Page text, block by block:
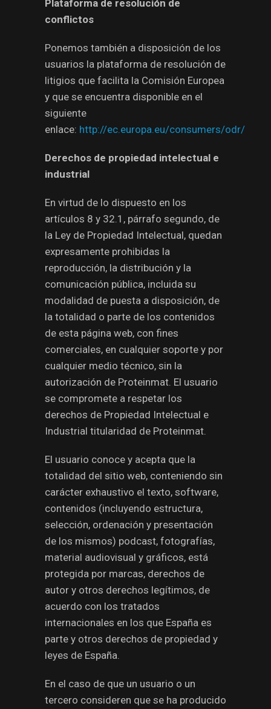
Plataforma de resolución de
conflictos
Ponemos también a disposición de los
usuarios la plataforma de resolución de
litigios que facilita la Comisión Europea
y que se encuentra disponible en el
siguiente
enlace: http://ec.europa.eu/consumers/odr/
Derechos de propiedad intelectual e
industrial
En virtud de lo dispuesto en los
artículos 8 y 32.1, párrafo segundo, de
la Ley de Propiedad Intelectual, quedan
expresamente prohibidas la
reproducción, la distribución y la
comunicación pública, incluida su
modalidad de puesta a disposición, de
la totalidad o parte de los contenidos
de esta página web, con fines
comerciales, en cualquier soporte y por
cualquier medio técnico, sin la
autorización de Proteinmat. El usuario
se compromete a respetar los
derechos de Propiedad Intelectual e
Industrial titularidad de Proteinmat.
El usuario conoce y acepta que la
totalidad del sitio web, conteniendo sin
carácter exhaustivo el texto, software,
contenidos (incluyendo estructura,
selección, ordenación y presentación
de los mismos) podcast, fotografías,
material audiovisual y gráficos, está
protegida por marcas, derechos de
autor y otros derechos legítimos, de
acuerdo con los tratados
internacionales en los que España es
parte y otros derechos de propiedad y
leyes de España.
En el caso de que un usuario o un
tercero consideren que se ha producido